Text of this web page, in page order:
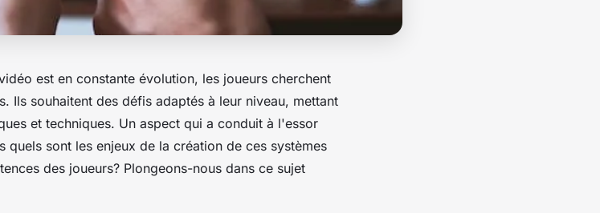
est en constante évolution, les joueurs cherchent
Ils souhaitent des défis adaptés à leur niveau, mettant
et techniques. Un aspect qui a conduit à l'essor
quels sont les enjeux de la création de ces systèmes
des joueurs? Plongeons-nous dans ce sujet